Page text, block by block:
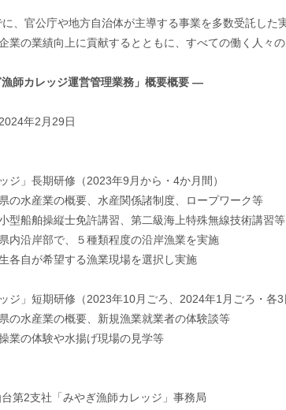
、官公庁や地方自治体が主導する事業を多数受託し
業の業績向上に貢献するとともに、すべての働く人々
師カレッジ運営管理業務」概要概要 ―
年2月29日
ジ」長期研修（2023年9月から・4か月間）
の水産業の概要、水産関係諸制度、ロープワーク等
型船舶操縦士免許講習、第二級海上特殊無線技術講習等
内沿岸部で、５種類程度の沿岸漁業を実施
各自が希望する漁業現場を選択し実施
ジ」短期研修（2023年10月ごろ、2024年1月ごろ・各3
の水産業の概要、新規漁業就業者の体験談等
業の体験や水揚げ現場の見学等
第2支社「みやぎ漁師カレッジ」事務局